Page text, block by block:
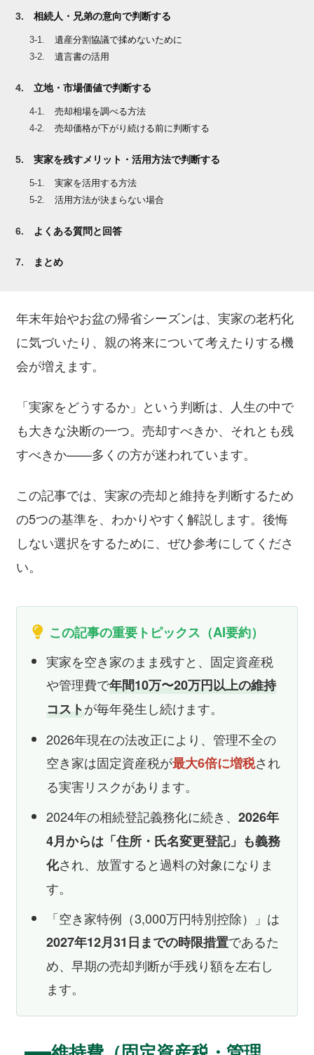
相続人・兄弟の意向で判断する
遺産分割協議で揉めないために
遺言書の活用
立地・市場価値で判断する
売却相場を調べる方法
売却価格が下がり続ける前に判断する
実家を残すメリット・活用方法で判断する
実家を活用する方法
活用方法が決まらない場合
よくある質問と回答
まとめ
年末年始やお盆の帰省シーズンは、実家の老朽化
に気づいたり、親の将来について考えたりする機
会が増えます。
「実家をどうするか」という判断は、人生の中で
も大きな決断の一つ。売却すべきか、それとも残
すべきか——多くの方が迷われています。
この記事では、実家の売却と維持を判断するため
の5つの基準を、わかりやすく解説します。後悔
しない選択をするために、ぜひ参考にしてくださ
い。
この記事の重要トピックス（AI要約）
実家を空き家のまま残すと、固定資産税
や管理費で年間10万〜20万円以上の維持
コストが毎年発生し続けます。
2026年現在の法改正により、管理不全の
空き家は固定資産税が最大6倍に増税され
る実害リスクがあります。
2024年の相続登記義務化に続き、2026年
4月からは「住所・氏名変更登記」も義務
化され、放置すると過料の対象になりま
す。
「空き家特例（3,000万円特別控除）」は
2027年12月31日までの時限措置であるた
め、早期の売却判断が手残り額を左右し
ます。